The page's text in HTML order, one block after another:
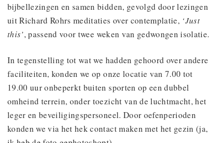
bijbellezingen en samen bidden, gevolgd door lezingen
uit Richard Rohrs meditaties over contemplatie, ‘Just
this’, passend voor twee weken van gedwongen isolatie.
In tegenstelling tot wat we hadden gehoord over andere
faciliteiten, konden we op onze locatie van 7.00 tot
19.00 uur onbeperkt buiten sporten op een dubbel
omheind terrein, onder toezicht van de luchtmacht, het
leger en beveiligingspersoneel. Door oefenperioden
konden we via het hek contact maken met het gezin (ja,